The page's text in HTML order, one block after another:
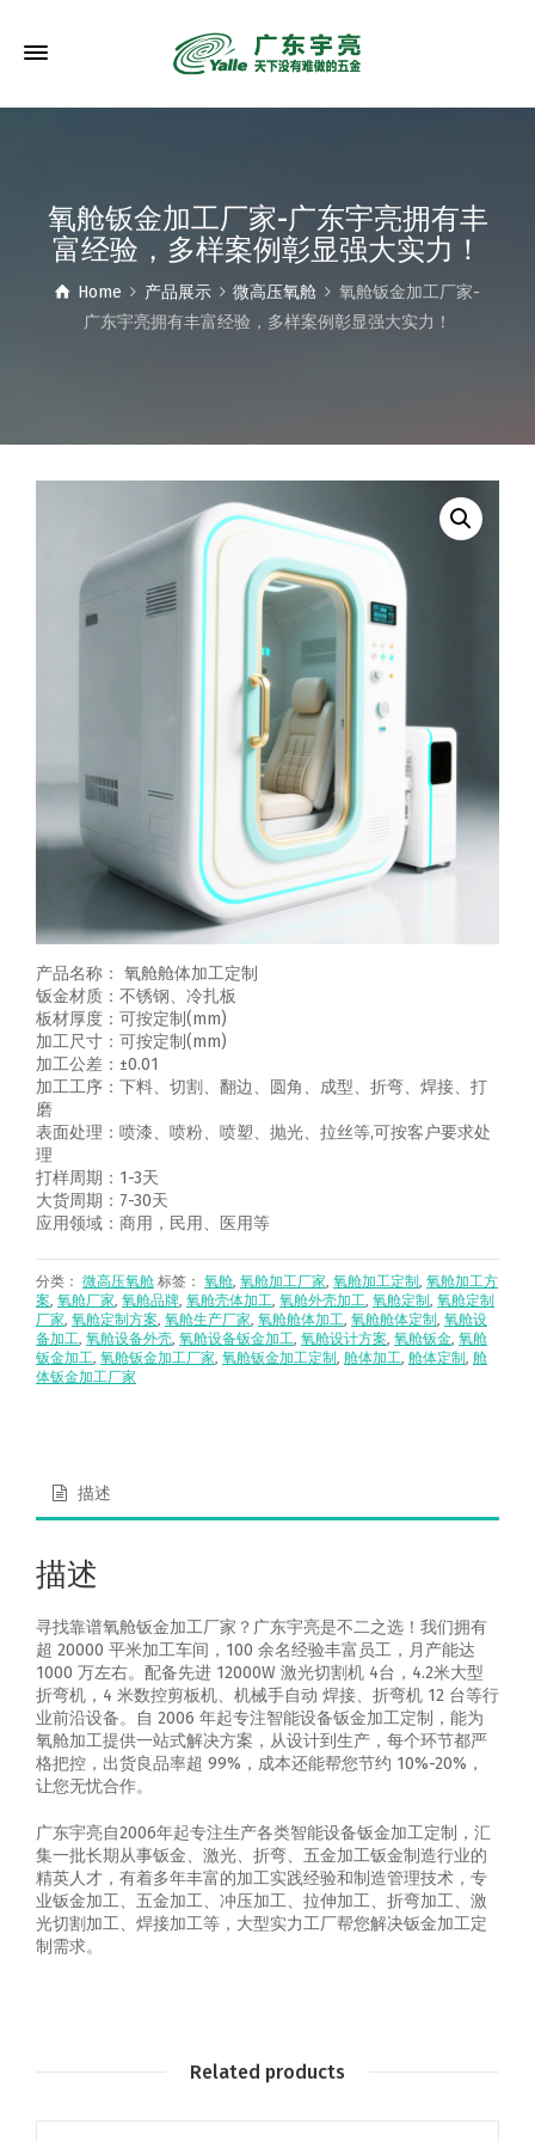
氧舱钣金加工厂家-广东宇亮拥有丰
富经验，多样案例彰显强大实力！
Home 产品展示 微高压氧舱
氧舱钣金加工厂家-
广东宇亮拥有丰富经验，多样案例彰显强大实力！
产品名称： 氧舱舱体加工定制
钣金材质：不锈钢、冷扎板
板材厚度：可按定制(mm)
加工尺寸：可按定制(mm)
加工公差：±0.01
加工工序：下料、切割、翻边、圆角、成型、折弯、焊接、打
磨
表面处理：喷漆、喷粉、喷塑、抛光、拉丝等,可按客户要求处
理
打样周期：1-3天
大货周期：7-30天
应用领域：商用，民用、医用等
分类： 微高压氧舱 标签： 氧舱, 氧舱加工厂家, 氧舱加工定制 , 氧舱加工方
案, 氧舱厂家, 氧舱品牌, 氧舱壳体加工, 氧舱外壳加工, 氧舱定制 , 氧舱定制
厂家, 氧舱定制方案, 氧舱生产厂家, 氧舱舱体加工, 氧舱舱体定制 , 氧舱设
备加工, 氧舱设备外壳, 氧舱设备钣金加工, 氧舱设计方案, 氧舱钣金, 氧舱
钣金加工, 氧舱钣金加工厂家, 氧舱钣金加工定制 , 舱体加工, 舱体定制 , 舱
体钣金加工厂家
描述
描述
寻找靠谱氧舱钣金加工厂家？广东宇亮是不二之选！我们拥有
超 20000 平米加工车间，100 余名经验丰富员工，月产能达
1000 万左右。配备先进 12000W 激光切割机 4台，4.2米大型
折弯机，4 米数控剪板机、机械手自动 焊接、折弯机 12 台等行
业前沿设备。自 2006 年起专注智能设备钣金加工定制，能为
氧舱加工提供一站式解决方案，从设计到生产，每个环节都严
格把控，出货良品率超 99%，成本还能帮您节约 10%-20%，
让您无忧合作。
广东宇亮自2006年起专注生产各类智能设备钣金加工定制，汇
集一批长期从事钣金、激光、折弯、五金加工钣金制造行业的
精英人才，有着多年丰富的加工实践经验和制造管理技术，专
业钣金加工、五金加工、冲压加工、拉伸加工、折弯加工、激
光切割加工、焊接加工等，大型实力工厂帮您解决钣金加工定
制需求。
Related products